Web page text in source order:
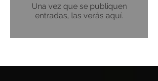
Una vez que se publiquen
entradas, las verás aquí.